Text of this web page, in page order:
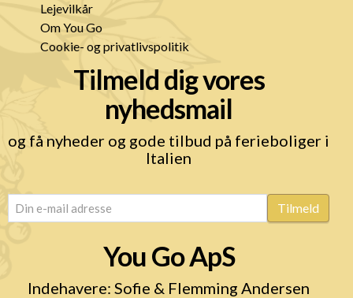
Lejevilkår
Om You Go
Cookie- og privatlivspolitik
Tilmeld dig vores
nyhedsmail
og få nyheder og gode tilbud på ferieboliger i
Italien
email (Påkrævet) Tilmeld
You Go ApS
Indehavere: Sofie & Flemming Andersen